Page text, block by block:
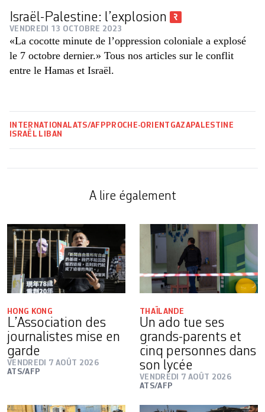
Israël-Palestine: l’explosion
VENDREDI 13 OCTOBRE 2023
«La cocotte minute de l’oppression coloniale a explosé
le 7 octobre dernier.» Tous nos articles sur le conflit
entre le Hamas et Israël.
INTERNATIONALATS/AFP PROCHE-ORIENT GAZAPALESTINE
ISRAËL LIBAN
A lire également
HONG KONG
L’Association des
journalistes mise en
garde
VENDREDI 7 AOÛT 2026
ATS/AFP
THAÏLANDE
Un ado tue ses
grands-parents et
cinq personnes dans
son lycée
VENDREDI 7 AOÛT 2026
ATS/AFP